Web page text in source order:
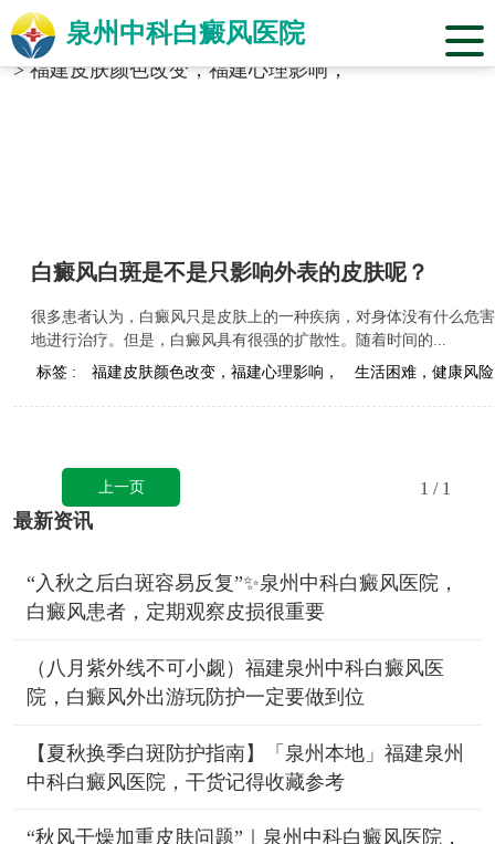
泉州中科白癜风医院
当前位置：福建省泉州市中科白癜风医院
标签合辑
>福建皮肤颜色改变，福建心理影响，
白癜风白斑是不是只影响外表的皮肤呢？
很多患者认为，白癜风只是皮肤上的一种疾病，对身体没有什么危
地进行治疗。但是，白癜风具有很强的扩散性。随着时间的...
标签 :
福建皮肤颜色改变，福建心理影响， 生活困难，健康风
上一页 1 / 1
最新资讯
“入秋之后白斑容易反复”✨泉州中科白癜风医院，
白癜风患者，定期观察皮损很重要
（八月紫外线不可小觑）福建泉州中科白癜风医
院，白癜风外出游玩防护一定要做到位
【夏秋换季白斑防护指南】「泉州本地」福建泉州
中科白癜风医院，干货记得收藏参考
“秋风干燥加重皮肤问题”｜泉州中科白癜风医院，